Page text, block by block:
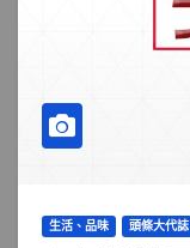
生活、品味 頭條大代誌